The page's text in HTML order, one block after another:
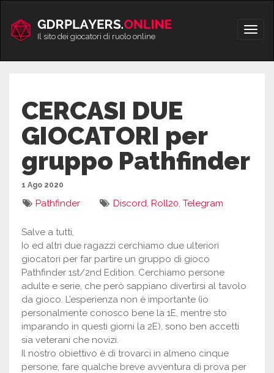
contenuto
Apri/
Il sito dei giocatori di ruolo online
CERCASI DUE
GIOCATORI per
gruppo Pathfinder
1 Ago 2020
Pathfinder Discord, Roll20, Telegram
Salve a tutti,
Io ed altri due ragazzi cerchiamo due ulteriori
giocatori per far partire un gruppo di gioco
Pathfinder 1st/2nd Edition. Cerchiamo persone
adulte e serie, che però sappiano divertirsi al tavolo
da gioco. L’esperienza non è importante (io
personalmente conosco bene la 1E, mentre sto
imparando in questi giorni la 2E), sono ben accetti
sia veterani che novizi.
Il nostro obiettivo è di trovarci in almeno cinque
persone, fare qualche breve avventura di prova per